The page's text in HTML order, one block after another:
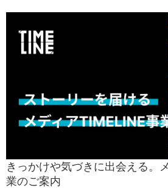
きっかけや気づきに出会える。
業のご案内